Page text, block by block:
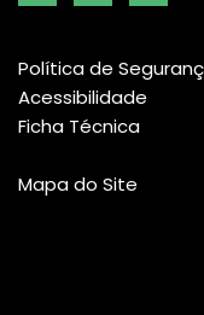
Política de
Acessibilidade
Ficha Técnica
Mapa do Site